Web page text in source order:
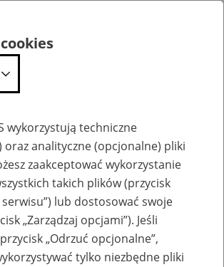
wykorzystują techniczne
oraz analityczne (opcjonalne) pliki
zaakceptować wykorzystanie
takich plików (przycisk
serwisu”) lub dostosować swoje
„Zarządzaj opcjami”). Jeśli
„Odrzuć opcjonalne”,
tylko niezbędne pliki